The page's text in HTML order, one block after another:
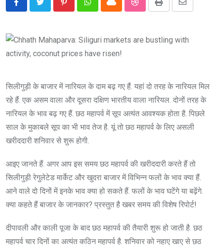
PinterestWhatsappCloud StumbleUpon
Print
Share
Email
सिलीगुड़ी के बाजार में नारियल के दाम बढ़ गए हैं. यहां दो तरह के नारियल मिल
रहे हैं. एक असम वाला और दूसरा दक्षिण भारतीय वाला नारियल. दोनों तरह के
नारियल के भाव बढ़ गए हैं. छठ महापर्व में सूप अत्यंत आवश्यक होता है. पिछले
साल के मुकाबले सूप का भी भाव तेज है. यूं तो छठ महापर्व के लिए असली
खरीददारी शनिवार से शुरू होगी.
आइए जानते हैं. अगर आप इस समय छठ महापर्व की खरीददारी करते हैं तो
सिलीगुड़ी रेगुलेटेड मार्केट और खुदरा बाजार में विभिन्न फलों के भाव क्या हैं.
आने वाले दो दिनों में इनके भाव क्या हो सकते हैं. फलों के भाव घटेंगे या बढ़ेंगे.
क्या कहते हैं बाजार के जानकार? प्रस्तुत है खबर समय की विशेष रिपोर्ट!
दीपावली और काली पूजा के बाद छठ महापर्व की तैयारी शुरू हो जाती है. छठ
महापर्व चार दिनों का अत्यंत कठिन महापर्व है. शनिवार को नहाए खाए से छठ